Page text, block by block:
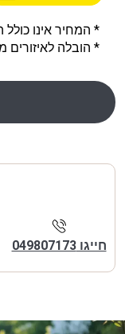
* המחיר אינו
* הובלה
חייגו 049807173